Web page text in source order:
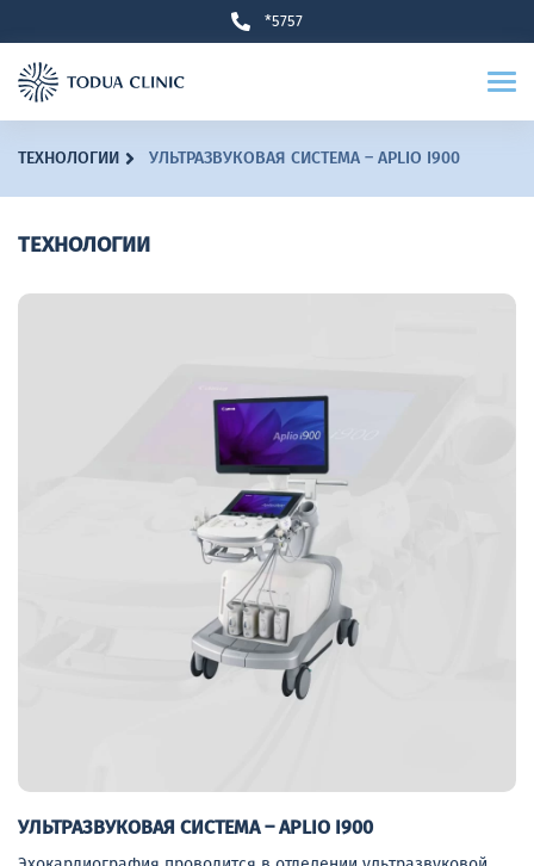
*5757
ТЕХНОЛОГИИ УЛЬТРАЗВУКОВАЯ СИСТЕМА – APLIO I900
ТЕХНОЛОГИИ
УЛЬТРАЗВУКОВАЯ СИСТЕМА – APLIO I900